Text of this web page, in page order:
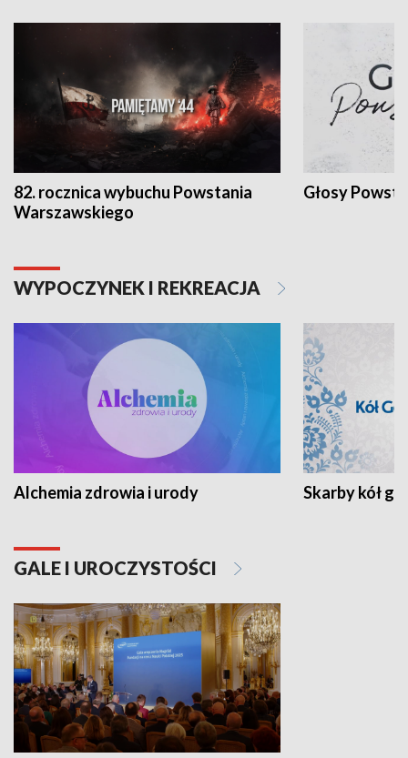
82. rocznica wybuchu Powstania
Warszawskiego
Głosy
WYPOCZYNEK I REKREACJA
Alchemia zdrowia i urody Skarby kół
GALE I UROCZYSTOŚCI